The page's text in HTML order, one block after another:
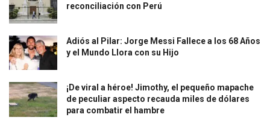
reconciliación con Perú
Adiós al Pilar: Jorge Messi Fallece a los 68 Años
y el Mundo Llora con su Hijo
¡De viral a héroe! Jimothy, el pequeño mapache
de peculiar aspecto recauda miles de dólares
para combatir el hambre